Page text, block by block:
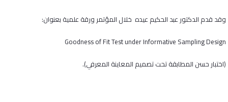
وقد قدم الدكتور عبد الحكيم عيده خلال المؤتمر ورقة علمية بعنوان:
Goodness of Fit Test under Informative Sampling Design
(اختبار حسن المطابقة تحت تصميم المعاينة المعرفي).